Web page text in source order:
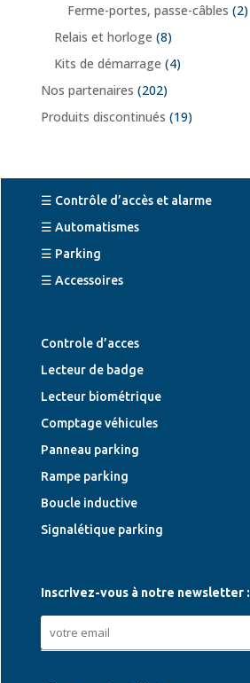
Ferme-portes, passe-câbles (2)
Relais et horloge (8)
Kits de démarrage (4)
Nos partenaires (202)
Produits discontinués (19)
☰ Contrôle d’accès et alarme
☰ Automatismes
☰ Parking
☰ Accessoires
Controle d’acces
Lecteur de badge
Lecteur biométrique
Comptage véhicules
Panneau parking
Rampe parking
Boucle inductive
Signalétique parking
Inscrivez-vous à notre newsletter :